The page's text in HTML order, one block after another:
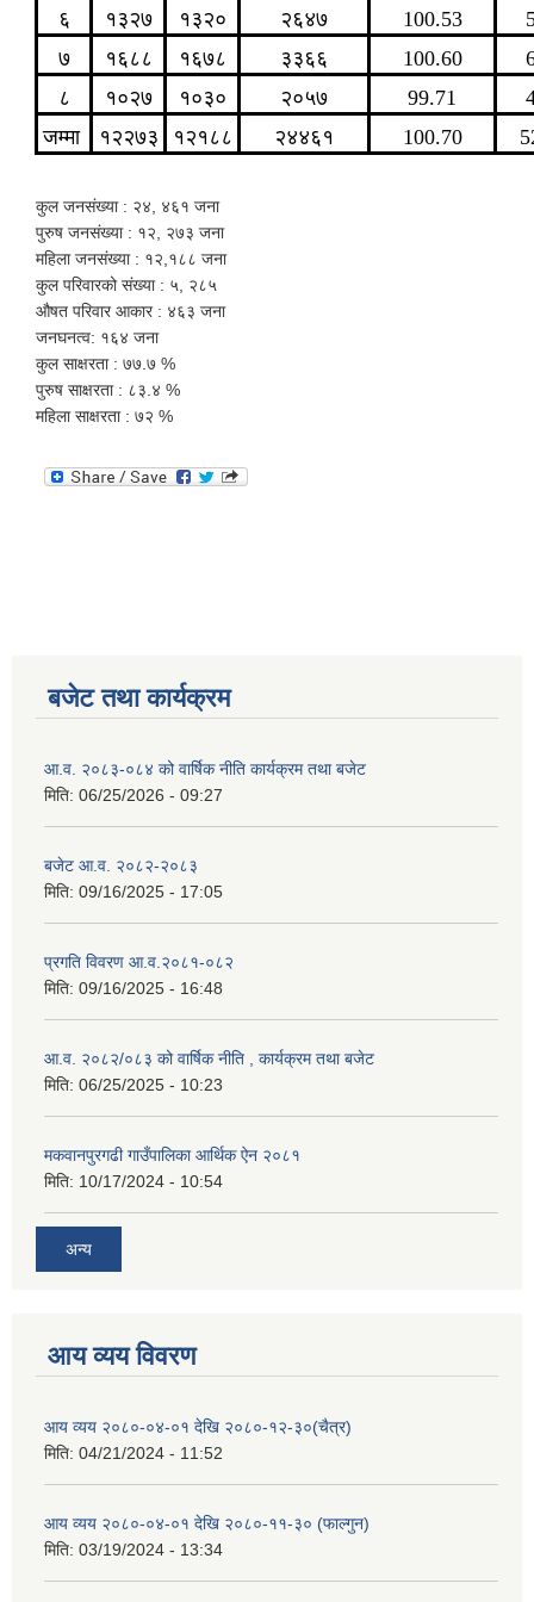
६
१३२७ १३२० २६४७ 100.53
७
१६८८ १६७८ ३३६६ 100.60
८
१०२७ १०३० २०५७ 99.71
जम्मा
१२२७३ १२१८८ २४४६१ 100.70
कुल जनसंख्या : २४, ४६१ जना
पुरुष जनसंख्या : १२, २७३ जना
महिला जनसंख्या : १२,१८८ जना
कुल परिवारको संख्या : ५, २८५
औषत परिवार आकार : ४६३ जना
जनघनत्व: १६४ जना
‌‌कुल साक्षरता : ७७.७ %
पुरुष साक्षरता : ८३.४ %
महिला साक्षरता : ७२ %
बजेट तथा कार्यक्रम
आ.व. २०८३-०८४ को वार्षिक नीति कार्यक्रम तथा बजेट
मिति: 06/25/2026 - 09:27
बजेट आ.व. २०८२-२०८३
मिति: 09/16/2025 - 17:05
प्रगति विवरण आ.व.२०८१-०८२
मिति: 09/16/2025 - 16:48
आ.व. २०८२/०८३ को वार्षिक नीति , कार्यक्रम तथा बजेट
मिति: 06/25/2025 - 10:23
मकवानपुरगढी गाउँपालिका आर्थिक ‌‌‌ऐन २०८१
मिति: 10/17/2024 - 10:54
अन्य
आय व्यय विवरण
आय व्यय २०८०-०४-०१ देखि २०८०-१२-३०(चैत्र)
मिति: 04/21/2024 - 11:52
आय व्यय २०८०-०४-०१ देखि २०८०-११-३० (फाल्गुन)
मिति: 03/19/2024 - 13:34